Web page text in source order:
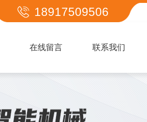
18917509506
在线留言 联系我们